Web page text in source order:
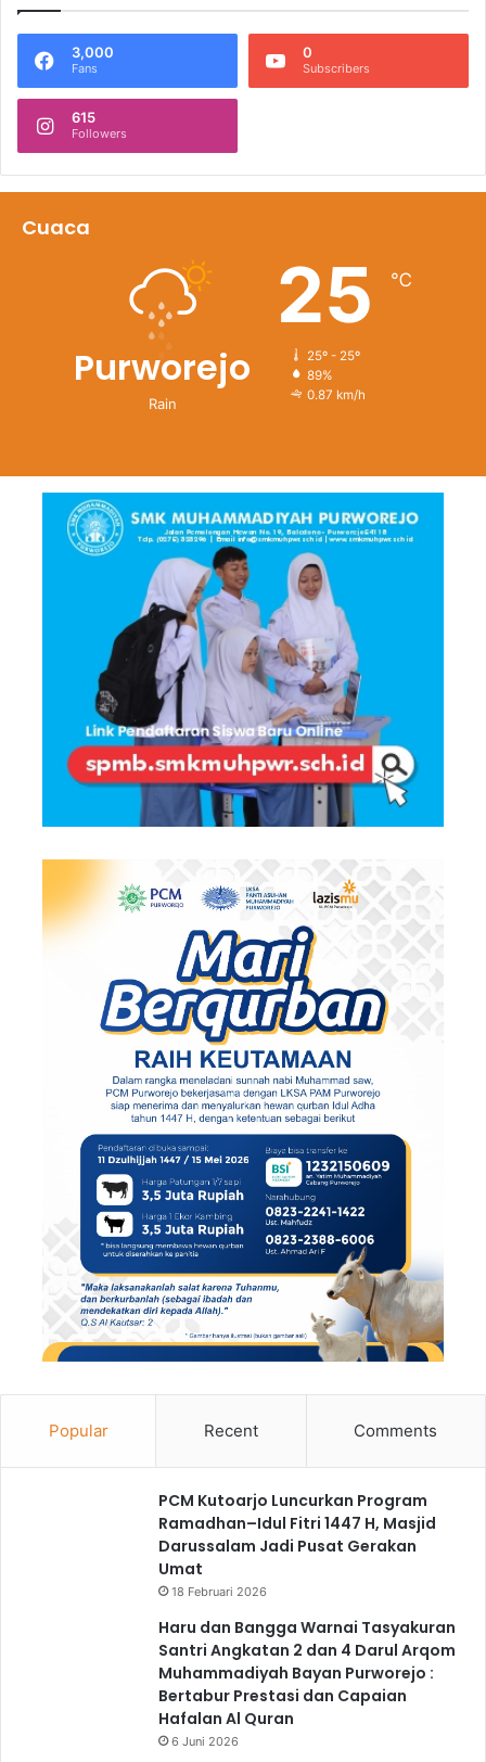
3,000
Fans
0
Subscribers
615
Followers
Cuaca
Purworejo
Rain
25 ℃
25º - 25º
89%
0.87 km/h
Popular Recent Comments
PCM Kutoarjo Luncurkan Program
Ramadhan–Idul Fitri 1447 H, Masjid
Darussalam Jadi Pusat Gerakan
Umat
18 Februari 2026
Haru dan Bangga Warnai Tasyakuran
Santri Angkatan 2 dan 4 Darul Arqom
Muhammadiyah Bayan Purworejo :
Bertabur Prestasi dan Capaian
Hafalan Al Quran
6 Juni 2026